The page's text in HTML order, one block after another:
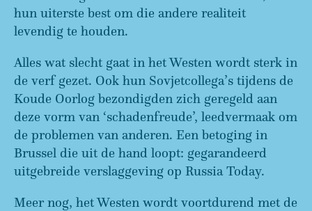
hun uiterste best om die andere realiteit
levendig te houden.
Alles wat slecht gaat in het Westen wordt sterk in
de verf gezet. Ook hun Sovjetcollega’s tijdens de
Koude Oorlog bezondigden zich geregeld aan
deze vorm van ‘schadenfreude’, leedvermaak om
de problemen van anderen. Een betoging in
Brussel die uit de hand loopt: gegarandeerd
uitgebreide verslaggeving op Russia Today.
Meer nog, het Westen wordt voortdurend met de